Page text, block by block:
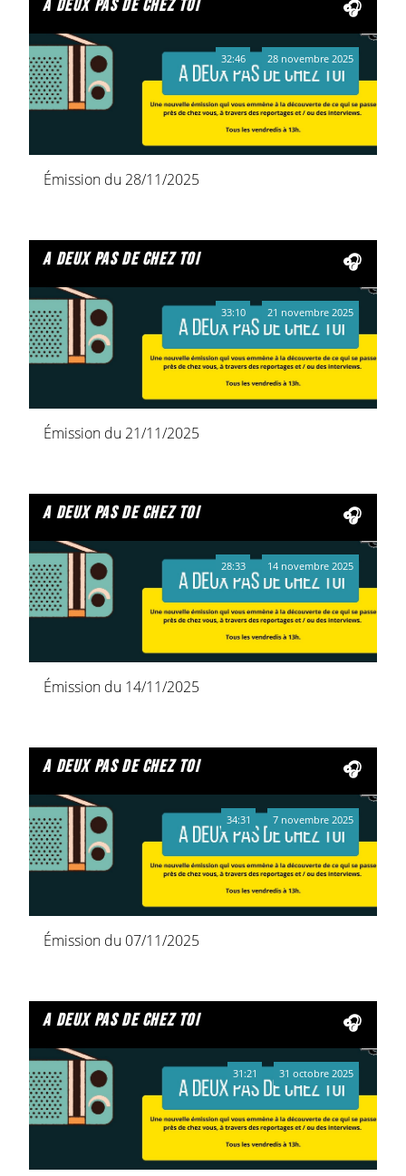
a deux pas de chez toi
Émission du 28/11/2025
32:46 28 novembre 2025
a deux pas de chez toi
Émission du 21/11/2025
33:10 21 novembre 2025
a deux pas de chez toi
Émission du 14/11/2025
28:33 14 novembre 2025
a deux pas de chez toi
Émission du 07/11/2025
34:31 7 novembre 2025
a deux pas de chez toi
31:21 31 octobre 2025